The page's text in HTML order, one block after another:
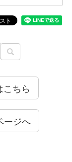
ちら
ージへ